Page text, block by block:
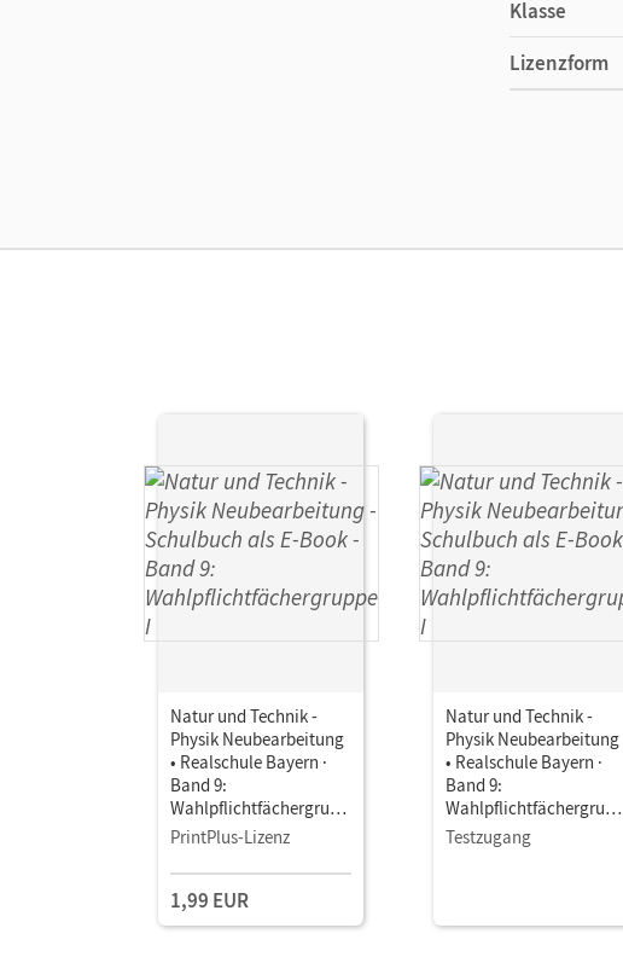
Klasse
Lizenzform
Natur und Technik -
Physik Neubearbeitung
• Realschule Bayern ·
Band 9:
Wahlpflichtfächergrupp
e I • Schulbuch als E-
PrintPlus-Lizenz
1,99 EUR
Natur und Technik -
Physik Neubearbeitung
• Realschule Bayern ·
Band 9:
Wahlpflichtfächergrupp
e I • Schulbuch als E-
Testzugang